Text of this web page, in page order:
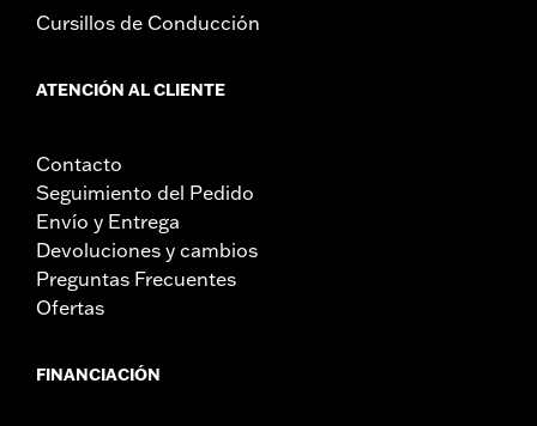
Cursillos de Conducción
ATENCIÓN AL CLIENTE
Contacto
Seguimiento del Pedido
Envío y Entrega
Devoluciones y cambios
Preguntas Frecuentes
Ofertas
FINANCIACIÓN